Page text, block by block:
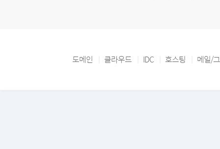
도메인 클라우드 IDC 호스팅 메일/